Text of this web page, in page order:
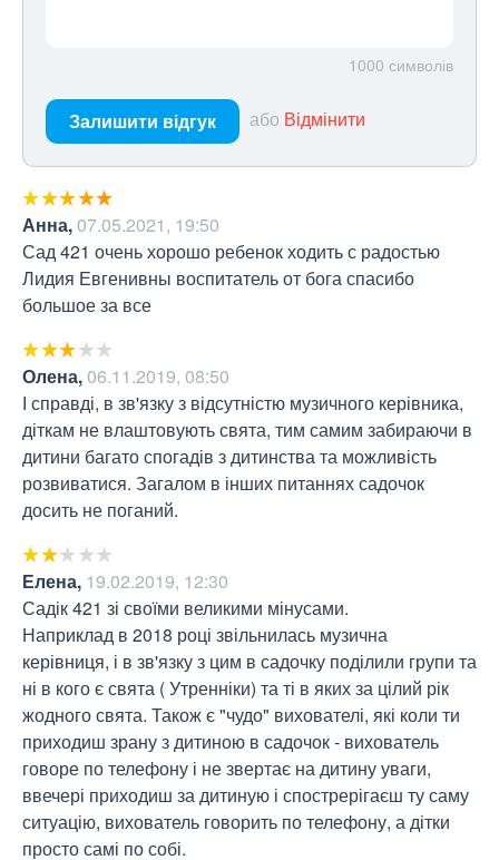
1000 символів
Залишити відгук або Відмінити
Анна,07.05.2021, 19:50
Сад 421 очень хорошо ребенок ходить с радостью
Лидия Евгенивны воспитатель от бога спасибо
большое за все
Олена,06.11.2019, 08:50
І справді, в зв'язку з відсутністю музичного керівника,
діткам не влаштовують свята, тим самим забираючи в
дитини багато спогадів з дитинства та можливість
розвиватися. Загалом в інших питаннях садочок
досить не поганий.
Елена, 19.02.2019, 12:30
Садік 421 зі своїми великими мінусами.
Наприклад в 2018 році звільнилась музична
керівниця, і в зв'язку з цим в садочку поділили групи та
ні в кого є свята ( Утренніки) та ті в яких за цілий рік
жодного свята. Також є "чудо" вихователі, які коли ти
приходиш зрану з дитиною в садочок - вихователь
говоре по телефону і не звертає на дитину уваги,
ввечері приходиш за дитиную і спострерігаєш ту саму
ситуацію, вихователь говорить по телефону, а дітки
просто самі по собі.